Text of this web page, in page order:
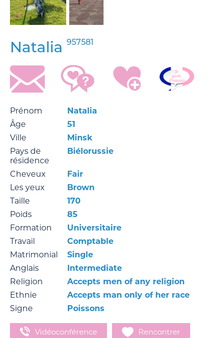
Natalia 957581
Prénom
Natalia
Âge
51
Ville
Minsk
Pays de
résidence
Biélorussie
Cheveux
Fair
Les yeux
Brown
Taille
170
Poids
85
Formation
Universitaire
Travail
Comptable
Matrimonial
Single
Anglais
Intermediate
Religion
Accepts men of any religion
Ethnie
Accepts man only of her race
Signe
Poissons
Vidéoconférence Rencontrer